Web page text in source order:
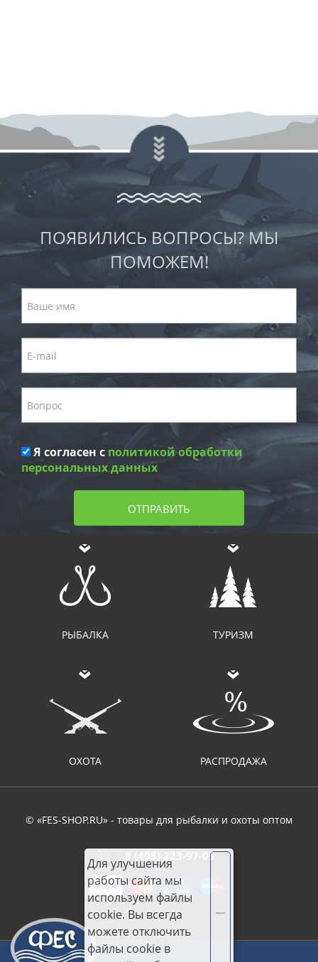
ПОЯВИЛИСЬ ВОПРОСЫ? МЫ
ПОМОЖЕМ!
Я согласен с политикой обработки
персональных данных
ОТПРАВИТЬ
РЫБАЛКА ТУРИЗМ
ОХОТА РАСПРОДАЖА
© «FES-SHOP.RU» - товары для рыбалки и охоты оптом
8 (495) 223-97-09
Для улучшения
работы сайта мы
используем файлы
cookie. Вы всегда
можете отключить
файлы cookie в
Хорошо